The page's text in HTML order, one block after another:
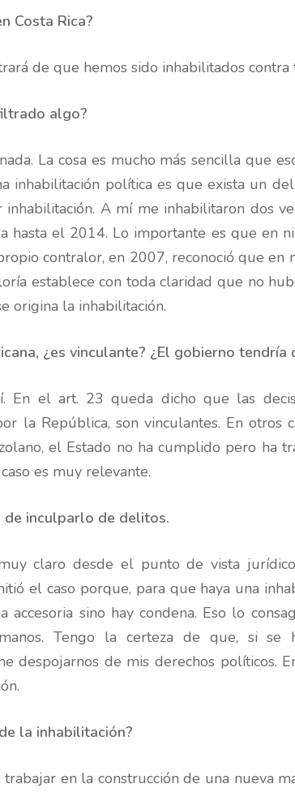
Costa Rica?
de que hemos sido inhabilitados
algo?
La cosa es mucho más sencilla que
inhabilitación política es que exista un
A mí me inhabilitaron dos
hasta el 2014. Lo importante es que en
contralor, en 2007, reconoció que en
establece con toda claridad que no
origina la inhabilitación.
¿es vinculante? ¿El gobierno tendría
En el art. 23 queda dicho que las
la República, son vinculantes. En otros
el Estado no ha cumplido pero ha
es muy relevante.
inculparlo de delitos.
claro desde el punto de vista
el caso porque, para que haya una
sino hay condena. Eso lo
Tengo la certeza de que, si
despojarnos de mis derechos políticos.
la inhabilitación?
en la construcción de una nueva